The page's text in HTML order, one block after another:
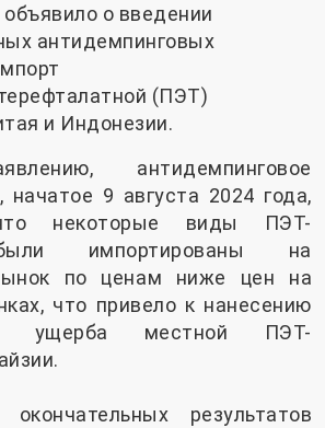
о введении
антидемпинговых
(ПЭТ)
и Индонезии.
антидемпинговое
начатое 9 августа 2024 года,
некоторые виды ПЭТ-
импортированы на
по ценам ниже цен на
что привело к нанесению
ущерба местной ПЭТ-
результатов